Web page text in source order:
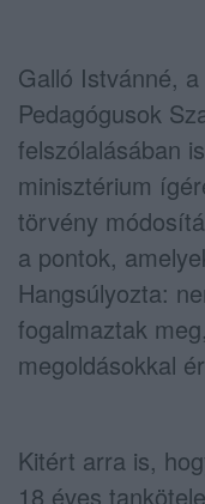
Galló Istvánné,
Pedagógusok
felszólalásában
minisztérium
törvény
a pontok,
Hangsúlyozta:
fogalmaztak
megoldásokkal
Kitért arra is,
18 éves